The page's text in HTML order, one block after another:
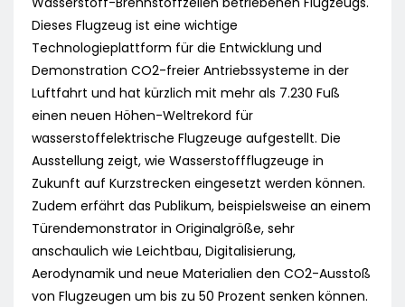
Dieses Flugzeug ist eine wichtige
Technologieplattform für die Entwicklung und
Demonstration CO2-freier Antriebssysteme in der
Luftfahrt und hat kürzlich mit mehr als 7.230 Fuß
einen neuen Höhen-Weltrekord für
wasserstoffelektrische Flugzeuge aufgestellt. Die
Ausstellung zeigt, wie Wasserstoffflugzeuge in
Zukunft auf Kurzstrecken eingesetzt werden können.
Zudem erfährt das Publikum, beispielsweise an einem
Türendemonstrator in Originalgröße, sehr
anschaulich wie Leichtbau, Digitalisierung,
Aerodynamik und neue Materialien den CO2-Ausstoß
von Flugzeugen um bis zu 50 Prozent senken können.